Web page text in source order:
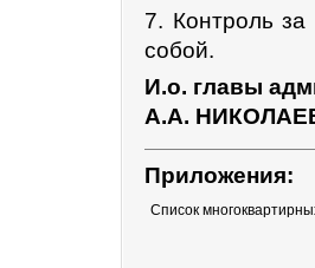
7. Контроль
собой.
И.о. главы
А.А.
Приложения:
Список